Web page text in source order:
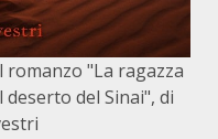
"La ragazza
del Sinai", di